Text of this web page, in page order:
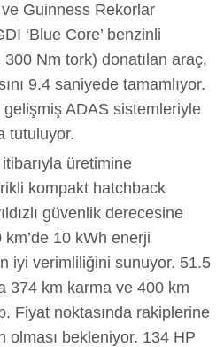
Guinness Rekorlar
‘Blue Core’ benzinli
Nm tork) donatılan araç,
9.4 saniyede tamamlıyor.
ADAS sistemleriyle
tutuluyor.
üretimine
kompakt hatchback
güvenlik derecesine
10 kWh enerji
iyi verimliliğini sunuyor. 51.5
374 km karma ve 400 km
Fiyat noktasında rakiplerine
olması bekleniyor. 134 HP